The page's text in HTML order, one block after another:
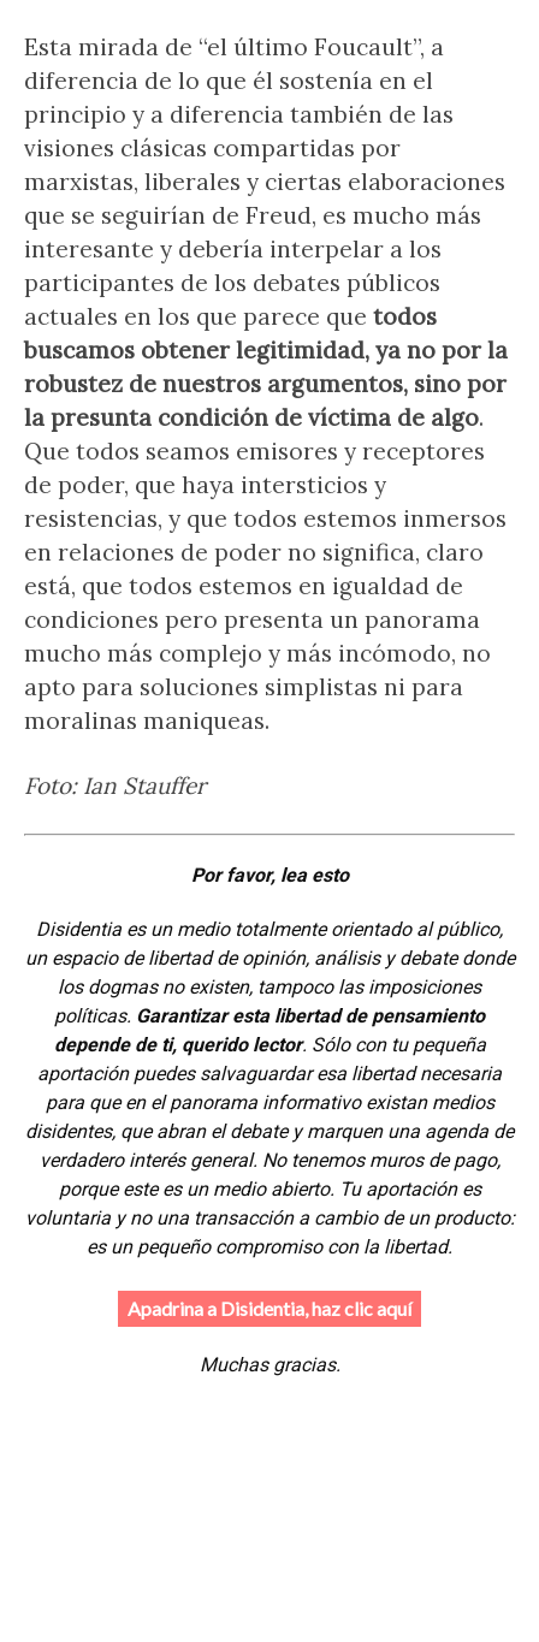
Esta mirada de “el último Foucault”, a
diferencia de lo que él sostenía en el
principio y a diferencia también de las
visiones clásicas compartidas por
marxistas, liberales y ciertas elaboraciones
que se seguirían de Freud, es mucho más
interesante y debería interpelar a los
participantes de los debates públicos
actuales en los que parece que todos
buscamos obtener legitimidad, ya no por la
robustez de nuestros argumentos, sino por
la presunta condición de víctima de algo.
Que todos seamos emisores y receptores
de poder, que haya intersticios y
resistencias, y que todos estemos inmersos
en relaciones de poder no significa, claro
está, que todos estemos en igualdad de
condiciones pero presenta un panorama
mucho más complejo y más incómodo, no
apto para soluciones simplistas ni para
moralinas maniqueas.
Foto: Ian Stauffer
Por favor, lea esto
Disidentia es un medio totalmente orientado al público,
un espacio de libertad de opinión, análisis y debate donde
los dogmas no existen, tampoco las imposiciones
políticas. Garantizar esta libertad de pensamiento
depende de ti, querido lector. Sólo con tu pequeña
aportación puedes salvaguardar esa libertad necesaria
para que en el panorama informativo existan medios
disidentes, que abran el debate y marquen una agenda de
verdadero interés general. No tenemos muros de pago,
porque este es un medio abierto. Tu aportación es
voluntaria y no una transacción a cambio de un producto:
es un pequeño compromiso con la libertad.
Apadrina a Disidentia, haz clic aquí
Muchas gracias.